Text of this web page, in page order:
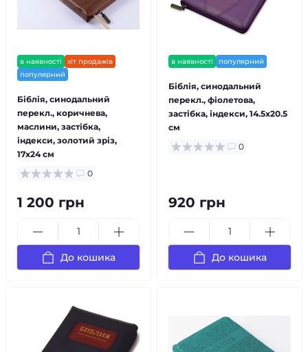
в наявності
хіт продажів
популярний
Біблія, синодальний
перекл., коричнева,
маслини, застібка,
індекси, золотий зріз,
17x24 см
0
1 200 грн
До кошика
в наявності популярний
Біблія, синодальний
перекл., фіолетова,
застібка, індекси, 14.5x20.5
см
0
920 грн
До кошика